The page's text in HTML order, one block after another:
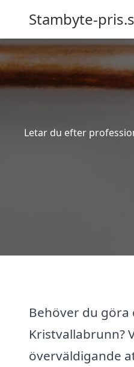
Stambyte-
Letar du efter
Behöver du
Kristvallabrunn?
överväldigande